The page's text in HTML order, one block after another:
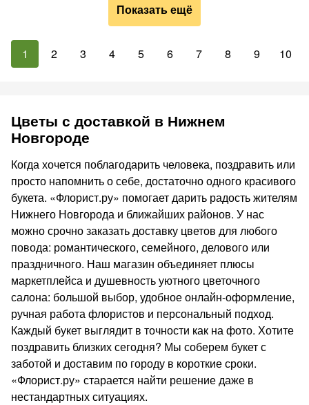
Показать ещё
1 2 3 4 5 6 7 8 9 10
Цветы с доставкой в Нижнем
Новгороде
Когда хочется поблагодарить человека, поздравить или
просто напомнить о себе, достаточно одного красивого
букета. «Флорист.ру» помогает дарить радость жителям
Нижнего Новгорода и ближайших районов. У нас
можно срочно заказать доставку цветов для любого
повода: романтического, семейного, делового или
праздничного. Наш магазин объединяет плюсы
маркетплейса и душевность уютного цветочного
салона: большой выбор, удобное онлайн-оформление,
ручная работа флористов и персональный подход.
Каждый букет выглядит в точности как на фото. Хотите
поздравить близких сегодня? Мы соберем букет с
заботой и доставим по городу в короткие сроки.
«Флорист.ру» старается найти решение даже в
нестандартных ситуациях.